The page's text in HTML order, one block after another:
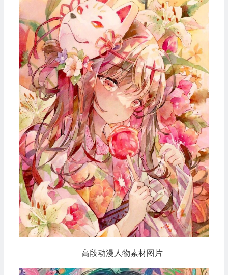
高段动漫人物素材图片